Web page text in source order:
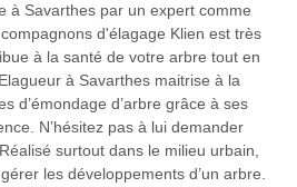
à Savarthes par un expert comme
compagnons d'élagage Klien est très
à la santé de votre arbre tout en
à Savarthes maitrise à la
d’émondage d’arbre grâce à ses
N’hésitez pas à lui demander
surtout dans le milieu urbain,
les développements d’un arbre.